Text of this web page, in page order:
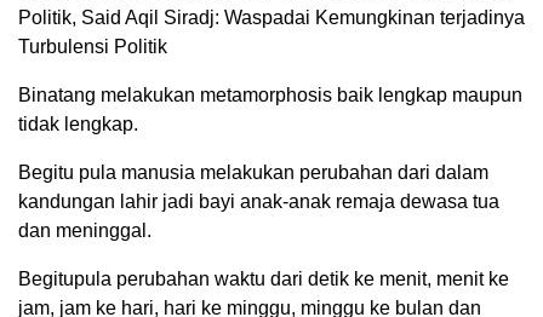
Politik, Said Aqil Siradj: Waspadai Kemungkinan terjadinya
Turbulensi Politik
Binatang melakukan metamorphosis baik lengkap maupun
tidak lengkap.
Begitu pula manusia melakukan perubahan dari dalam
kandungan lahir jadi bayi anak-anak remaja dewasa tua
dan meninggal.
Begitupula perubahan waktu dari detik ke menit, menit ke
jam, jam ke hari, hari ke minggu, minggu ke bulan dan